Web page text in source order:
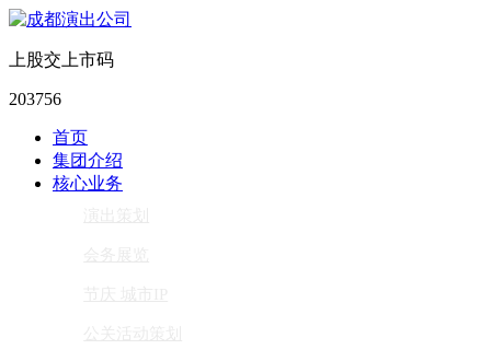
上股交上市码
203756
首页
集团介绍
核心业务